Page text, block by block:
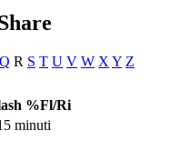
Q R S T U V W X Y Z
%Fl/Ri
minuti